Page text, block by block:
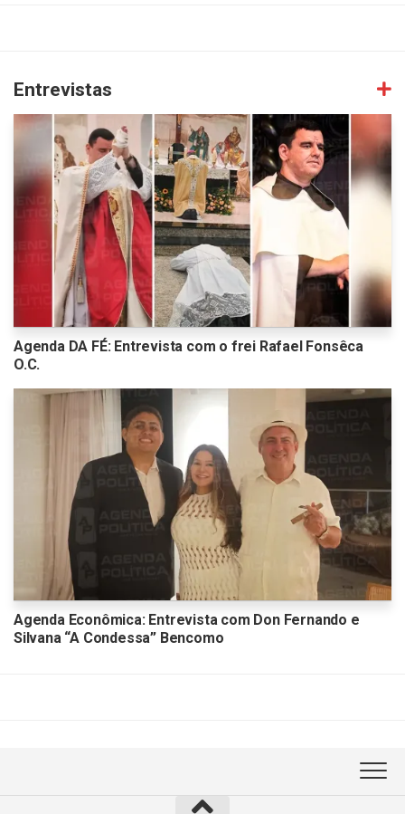
Entrevistas
Agenda DA FÉ: Entrevista com o frei Rafael Fonsêca
O.C.
Agenda Econômica: Entrevista com Don Fernando e
Silvana “A Condessa” Bencomo